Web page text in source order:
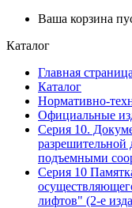
Ваша корзина
Каталог
Главная страница
Каталог
Нормативно-
Официальные
Серия 10.
разрешительной
подъемными
Серия 10
лифтов" (2-е